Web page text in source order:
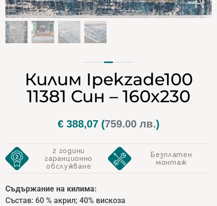
Килим Ipekzade100
11381 Син – 160х230
€ 388,07 (759.00 лв.)
2 години
гаранционно
обслужване
Безплатен
монтаж
Съдържание на килима:
Състав: 60 % акрил; 40% вискоза